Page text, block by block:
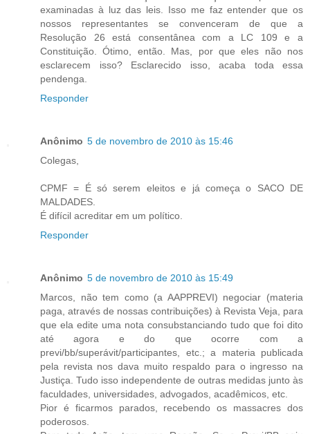
examinadas à luz das leis. Isso me faz entender que os
nossos representantes se convenceram de que a
Resolução 26 está consentânea com a LC 109 e a
Constituição. Ótimo, então. Mas, por que eles não nos
esclarecem isso? Esclarecido isso, acaba toda essa
pendenga.
Responder
Anônimo 5 de novembro de 2010 às 15:46
Colegas,
CPMF = É só serem eleitos e já começa o SACO DE
MALDADES.
É difícil acreditar em um político.
Responder
Anônimo 5 de novembro de 2010 às 15:49
Marcos, não tem como (a AAPPREVI) negociar (materia
paga, através de nossas contribuições) à Revista Veja, para
que ela edite uma nota consubstanciando tudo que foi dito
até agora e do que ocorre com a
previ/bb/superávit/participantes, etc.; a materia publicada
pela revista nos dava muito respaldo para o ingresso na
Justiça. Tudo isso independente de outras medidas junto às
faculdades, universidades, advogados, acadêmicos, etc.
Pior é ficarmos parados, recebendo os massacres dos
poderosos.